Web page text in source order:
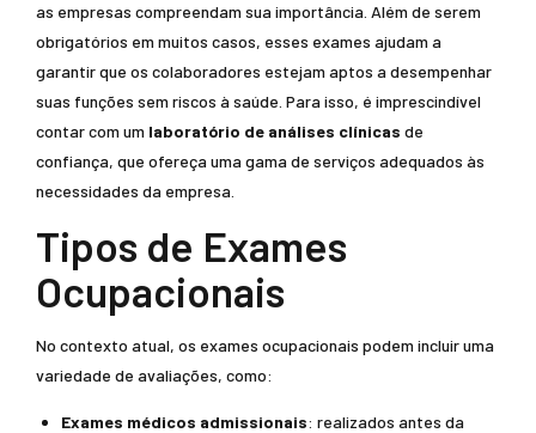
as empresas compreendam sua importância. Além de serem
obrigatórios em muitos casos, esses exames ajudam a
garantir que os colaboradores estejam aptos a desempenhar
suas funções sem riscos à saúde. Para isso, é imprescindível
contar com um laboratório de análises clínicas de
confiança, que ofereça uma gama de serviços adequados às
necessidades da empresa.
Tipos de Exames
Ocupacionais
No contexto atual, os exames ocupacionais podem incluir uma
variedade de avaliações, como:
Exames médicos admissionais: realizados antes da